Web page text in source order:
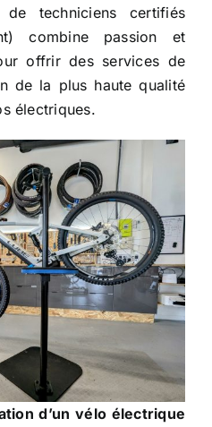
techniciens certifiés
combine passion et
offrir des services de
de la plus haute qualité
électriques.
d’un vélo électrique